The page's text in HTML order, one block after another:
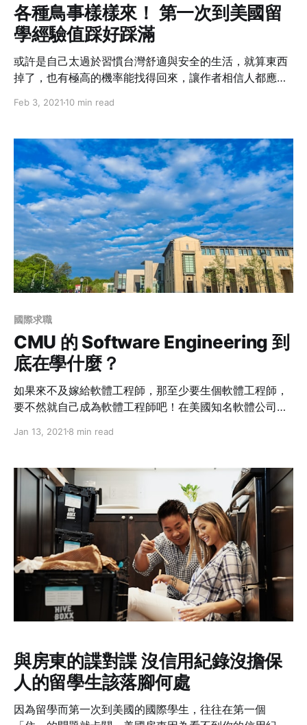
各種鳥事樣樣來！ 第一次到美國留
學經驗值踩好踩滿
或許是自己太過於習慣台灣舒適與安全的生活，就算東西
掉了，也有極高的機率能找得回來，讓作者相信人都應該
臉，從掉護照、偷手機、盜刷卡、詐騙…等等，讓作者的
在這個留學新手村裡踩好踩滿，一方面可以說是真的有夠
衰，但一方面卻也逼得自己處理棘手的事情，學習到他人
永遠沒遇過的「天兵」問題。
Feb 3, 2021 10 min read
國際求職
CMU 的 Software Engineering 到
底在學什麼？
如果來不及嫁給軟體工程師，那至少要生個軟體工程師，
要不然就自己成為軟體工程師吧！在美國知名軟體公司擔
Engineering 和 Computer Science 差別在哪裡？」於是
密。
Jan 13, 2021 8 min read
與房東的諜對諜 沒信用紀錄沒擔保
人的留學生該落腳何處
因為留學而第一次到美國的國際學生，往往在第一個